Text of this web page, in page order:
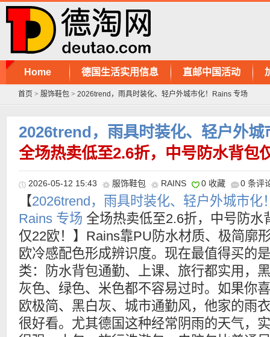
Home 德国生活实用信息 直邮中国活动
首页 > 服饰鞋包 > 2026trend，雨具时装化、轻户外城市化！Rains 专场
2026trend，雨具时装化、轻户外
全场热卖低至2.6折，中号防水背包
2026-05-12 15:43 服饰鞋包 RAINS 0 收藏 0 条评
【2026trend，雨具时装化、轻户外城市化
Rains 专场 全场热卖低至2.6折，中号防水
仅22欧！】Rains靠PU防水材质、极简廓
欧冷感配色形成辨识度。现在最值得买的
类：防水背包通勤、上课、旅行都实用，
灰色、绿色、米色都不容易过时。如果你
欧极简、黑白灰、城市通勤风，他家的雨
很好看。尤其德国这种经常阴雨的天气，